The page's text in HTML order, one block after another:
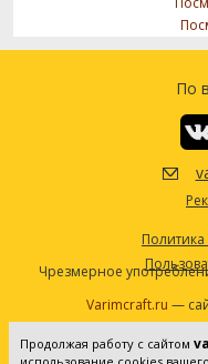
По
Чрезмерное
Varimcraft.ru —
Сетевое издание
Продолжая работу с сайтом